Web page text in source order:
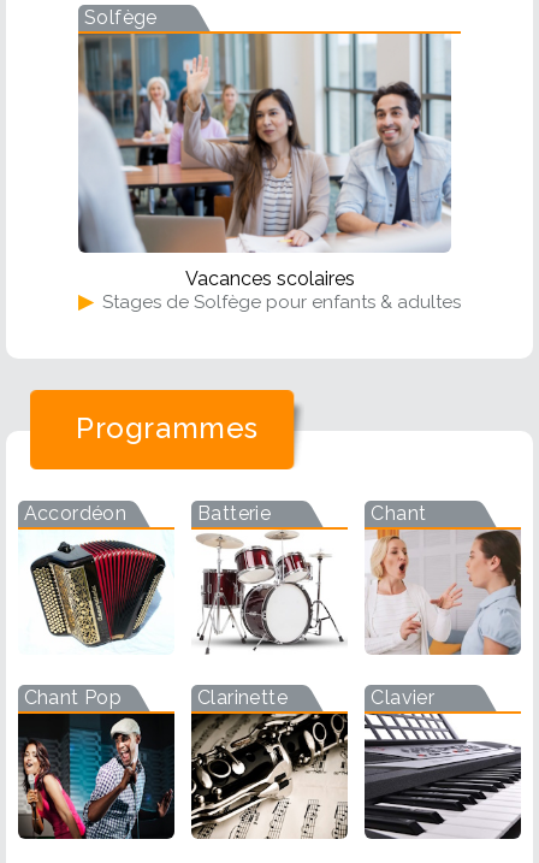
Solfège
Vacances scolaires
▶ Stages de Solfège pour enfants & adultes
Programmes
Accordéon Batterie Chant
Chant Pop Clarinette Clavier